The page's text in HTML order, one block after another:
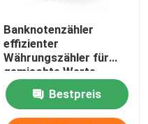
Banknotenzähler
effizienter
Währungszähler für
gemischte Werte
Bestpreis